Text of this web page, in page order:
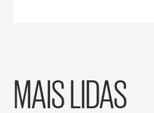
MAIS LIDAS